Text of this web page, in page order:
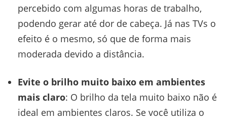
percebido com algumas horas de trabalho,
podendo gerar até dor de cabeça. Já nas TVs o
efeito é o mesmo, só que de forma mais
moderada devido a distância.
Evite o brilho muito baixo em ambientes
mais claro: O brilho da tela muito baixo não é
ideal em ambientes claros. Se você utiliza o